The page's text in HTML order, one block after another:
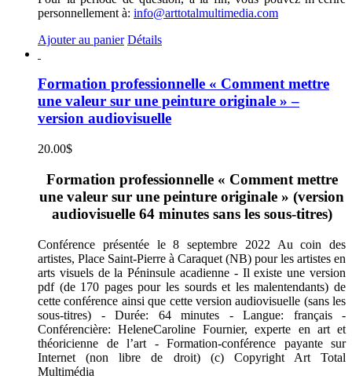
personnellement à: info@arttotalmultimedia.com
Ajouter au panier Détails
Formation professionnelle « Comment mettre
une valeur sur une peinture originale » –
version audiovisuelle
20.00$
Formation professionnelle « Comment mettre
une valeur sur une peinture originale » (version
audiovisuelle 64 minutes sans les sous-titres)
Conférence présentée le 8 septembre 2022 Au coin des
artistes, Place Saint-Pierre à Caraquet (NB) pour les artistes en
arts visuels de la Péninsule acadienne - Il existe une version
pdf (de 170 pages pour les sourds et les malentendants) de
cette conférence ainsi que cette version audiovisuelle (sans les
sous-titres) - Durée: 64 minutes - Langue: français -
Conférencière: HeleneCaroline Fournier, experte en art et
théoricienne de l’art - Formation-conférence payante sur
Internet (non libre de droit) (c) Copyright Art Total
Multimédia